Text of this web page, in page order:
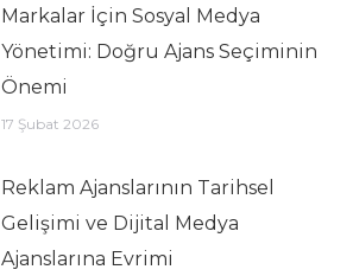
Markalar İçin Sosyal Medya
Yönetimi: Doğru Ajans Seçiminin
Önemi
17 Şubat 2026
Reklam Ajanslarının Tarihsel
Gelişimi ve Dijital Medya
Ajanslarına Evrimi